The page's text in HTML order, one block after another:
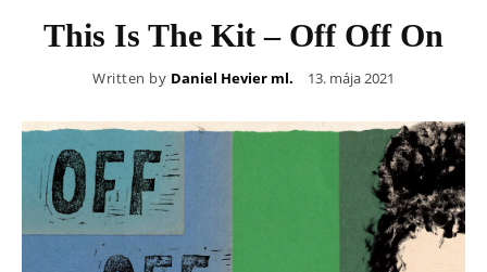
This Is The Kit – Off Off On
Written by Daniel Hevier ml. 13. mája 2021